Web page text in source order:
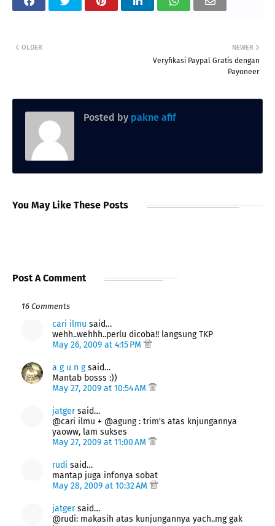
NEWER
Veryfikasi Paypal Gratis dengan
Payoneer
OLDER
Posted by pakne afif
You May Like These Posts
Post A Comment
16 Comments
cari ilmu said…
wehh..wehhh..perlu dicoba!! langsung TKP
May 26, 2009 at 4:15 PM
a g u n gsaid…
Mantab bosss :))
May 27, 2009 at 10:54 AM
jatgersaid…
@cari ilmu + @agung : trim's atas knjungannya
yaoww, lam sukses
May 27, 2009 at 11:00 AM
rudi said…
mantap juga infonya sobat
May 28, 2009 at 10:32 AM
jatgersaid…
@rudi: makasih atas kunjungannya yach..mg gak